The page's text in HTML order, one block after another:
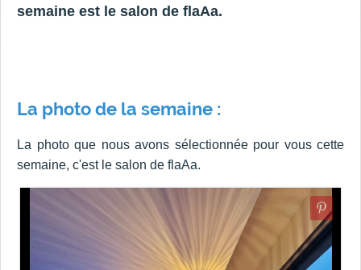
semaine est le salon de flaAa.
La photo de la semaine :
La photo que nous avons sélectionnée pour vous cette
semaine, c'est le salon de flaAa.